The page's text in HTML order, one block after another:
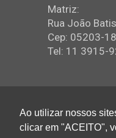
Matriz:
Rua João
Cep: 05203-
Tel: 11 3915-
Ao utilizar nossos
clicar em "ACEITO",